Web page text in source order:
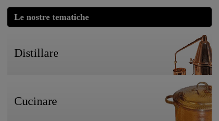
Le nostre tematiche
Distillare
Cucinare